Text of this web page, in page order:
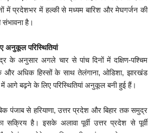
में प्रदेशभर में हल्की से मध्यम बारिश और मेघगर्जन की
संभावना है।
परिस्थितियां
के अनुसार अगले चार से पांच दिनों में दक्षिण-पश्चिम
और अधिक हिस्सों के साथ तेलंगाना, ओडिशा, झारखंड
में आगे बढ़ने के लिए परिस्थितियां अनुकूल बनी हुई हैं।
पंजाब से हरियाणा, उत्तर प्रदेश और बिहार तक समुद्र
सक्रिय है। इसके अलावा पूर्वी उत्तर प्रदेश से पूर्वी